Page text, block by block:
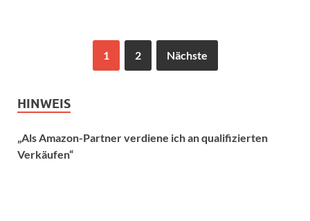
1 2 Nächste
HINWEIS
„Als Amazon-Partner verdiene ich an qualifizierten
Verkäufen“